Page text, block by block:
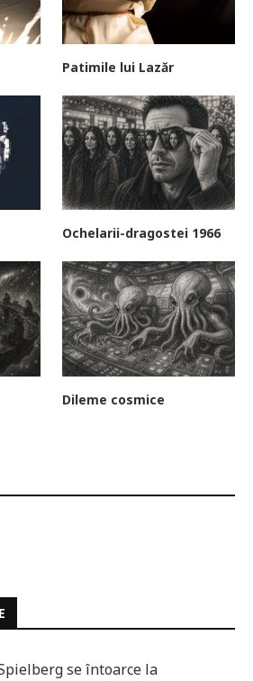
Patimile lui Lazăr
Ochelarii-dragostei 1966
Dileme cosmice
se întoarce la